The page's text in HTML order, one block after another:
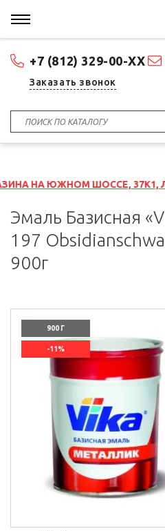
+7 (812) 329-00-XX
Заказать звонок
ШОССЕ, 37К1, ЛИТ Б
Эмаль Базисная
197
900г
900 Г
-11%